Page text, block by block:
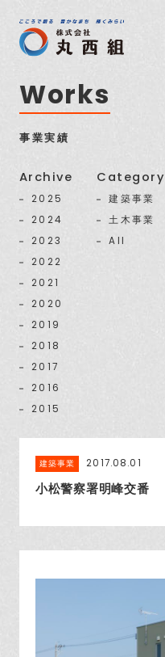
Works
事業実績
Archive
2025
2024
2023
2022
2021
2020
2019
2018
2017
2016
2015
Category
建築事業
土木事業
All
建築事業
2017.08.01
小松警察署明峰交番